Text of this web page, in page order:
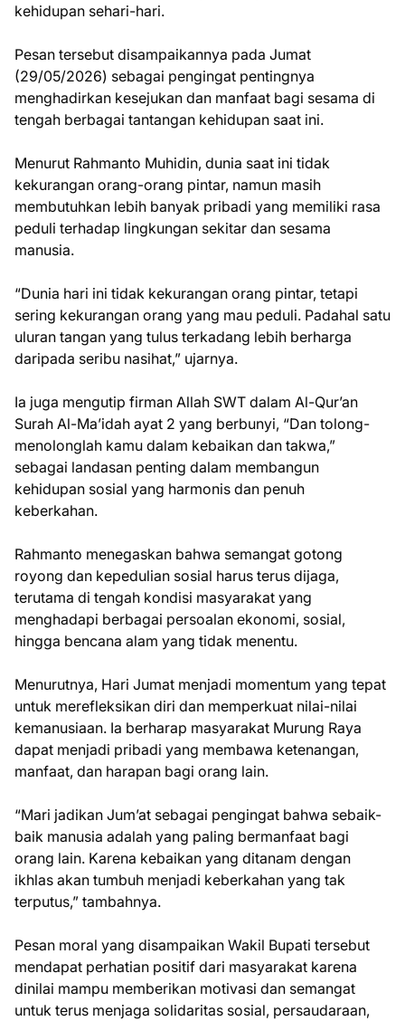
kehidupan sehari-hari.
Pesan tersebut disampaikannya pada Jumat
(29/05/2026) sebagai pengingat pentingnya
menghadirkan kesejukan dan manfaat bagi sesama di
tengah berbagai tantangan kehidupan saat ini.
Menurut Rahmanto Muhidin, dunia saat ini tidak
kekurangan orang-orang pintar, namun masih
membutuhkan lebih banyak pribadi yang memiliki rasa
peduli terhadap lingkungan sekitar dan sesama
manusia.
“Dunia hari ini tidak kekurangan orang pintar, tetapi
sering kekurangan orang yang mau peduli. Padahal satu
uluran tangan yang tulus terkadang lebih berharga
daripada seribu nasihat,” ujarnya.
Ia juga mengutip firman Allah SWT dalam Al-Qur’an
Surah Al-Ma’idah ayat 2 yang berbunyi, “Dan tolong-
menolonglah kamu dalam kebaikan dan takwa,”
sebagai landasan penting dalam membangun
kehidupan sosial yang harmonis dan penuh
keberkahan.
Rahmanto menegaskan bahwa semangat gotong
royong dan kepedulian sosial harus terus dijaga,
terutama di tengah kondisi masyarakat yang
menghadapi berbagai persoalan ekonomi, sosial,
hingga bencana alam yang tidak menentu.
Menurutnya, Hari Jumat menjadi momentum yang tepat
untuk merefleksikan diri dan memperkuat nilai-nilai
kemanusiaan. Ia berharap masyarakat Murung Raya
dapat menjadi pribadi yang membawa ketenangan,
manfaat, dan harapan bagi orang lain.
“Mari jadikan Jum’at sebagai pengingat bahwa sebaik-
baik manusia adalah yang paling bermanfaat bagi
orang lain. Karena kebaikan yang ditanam dengan
ikhlas akan tumbuh menjadi keberkahan yang tak
terputus,” tambahnya.
Pesan moral yang disampaikan Wakil Bupati tersebut
mendapat perhatian positif dari masyarakat karena
dinilai mampu memberikan motivasi dan semangat
untuk terus menjaga solidaritas sosial, persaudaraan,